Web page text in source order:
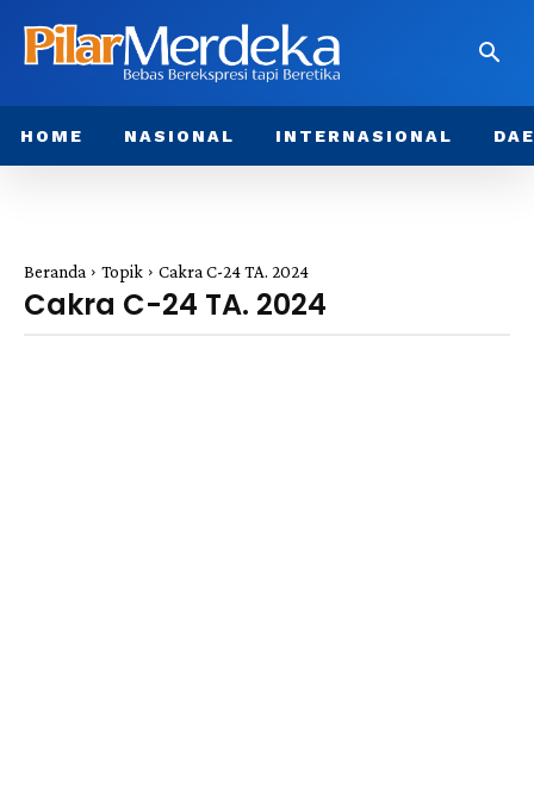
HOME NASIONAL INTERNASIONAL
Beranda Topik Cakra C-24 TA. 2024
Cakra C-24 TA. 2024